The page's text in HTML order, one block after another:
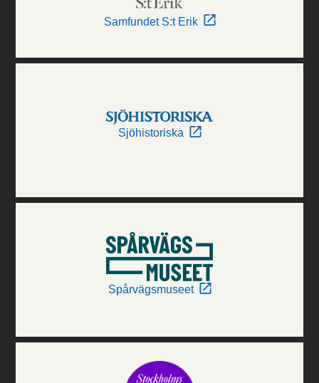
Samfundet S:t Erik
Sjöhistoriska
Spårvägsmuseet